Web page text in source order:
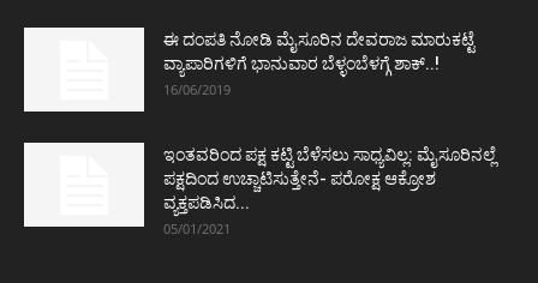
ಈ ದಂಪತಿ ನೋಡಿ ಮೈಸೂರಿನ ದೇವರಾಜ ಮಾರುಕಟ್ಟೆ
ವ್ಯಾಪಾರಿಗಳಿಗೆ ಭಾನುವಾರ ಬೆಳ್ಳಂಬೆಳಗ್ಗೆ ಶಾಕ್..!
16/06/2019
ಇಂತವರಿಂದ ಪಕ್ಷ ಕಟ್ಟಿ ಬೆಳೆಸಲು ಸಾಧ್ಯವಿಲ್ಲ: ಮೈಸೂರಿನಲ್ಲೆ
ಪಕ್ಷದಿಂದ ಉಚ್ಚಾಟಿಸುತ್ತೇನೆ- ಪರೋಕ್ಷ ಆಕ್ರೋಶ
ವ್ಯಕ್ತಪಡಿಸಿದ...
05/01/2021